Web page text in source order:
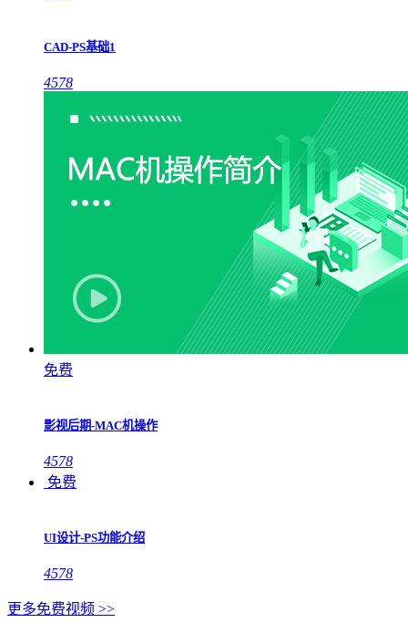
CAD-PS基础1
4578
免费
影视后期-MAC机操作
4578
免费
UI设计-PS功能介绍
4578
更多免费视频 >>